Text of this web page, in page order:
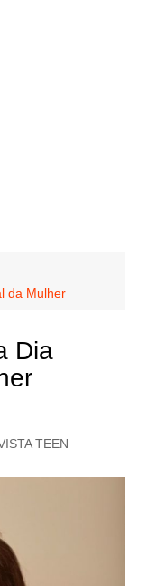
da Mulher
Dia
TEEN